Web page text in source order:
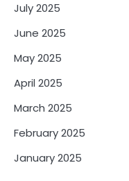
July 2025
June 2025
May 2025
April 2025
March 2025
February 2025
January 2025